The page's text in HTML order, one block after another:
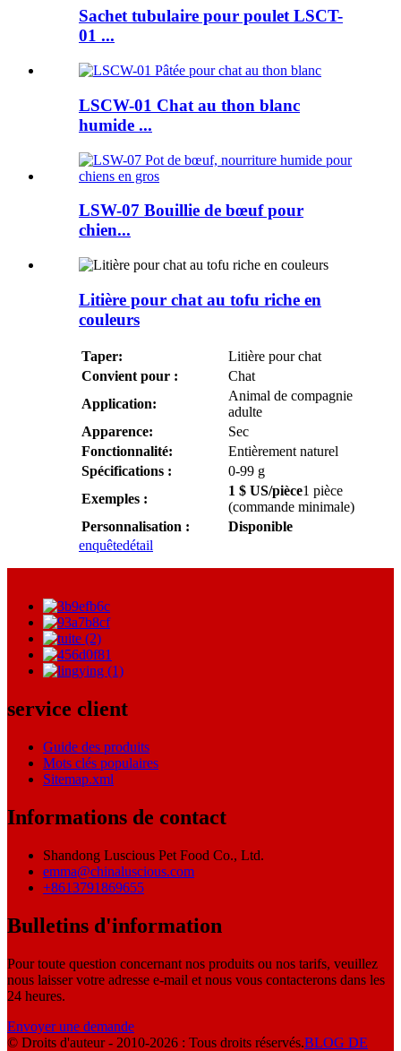
Sachet tubulaire pour poulet LSCT-
01 ...
LSCW-01 Chat au thon blanc
humide ...
LSW-07 Bouillie de bœuf pour
chien...
Litière pour chat au tofu riche en
couleurs
Taper:
Litière pour chat
Convient pour :
Chat
Application:
Animal de compagnie
adulte
Apparence:
Sec
Fonctionnalité:
Entièrement naturel
Spécifications :
0-99 g
Exemples :
1 $ US/pièce1 pièce
(commande minimale)
Personnalisation :
Disponible
enquêtedétail
service client
Guide des produits
Mots clés populaires
Sitemap.xml
Informations de contact
Shandong Luscious Pet Food Co., Ltd.
emma@chinaluscious.com
+8613791869655
Bulletins d'information
Pour toute question concernant nos produits ou nos tarifs, veuillez
nous laisser votre adresse e-mail et nous vous contacterons dans les
24 heures.
Envoyer une demande
© Droits d'auteur - 2010-2026 : Tous droits réservés.BLOG DE